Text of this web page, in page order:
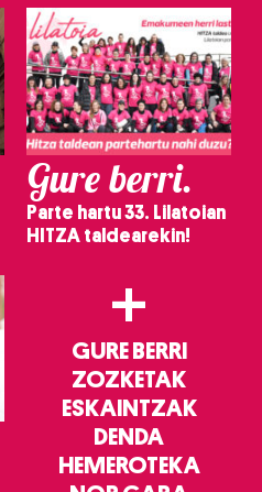
Gure berri.
Parte hartu 33. Lilatoian
HITZA taldearekin!
+
GURE BERRI
ZOZKETAK
ESKAINTZAK
DENDA
HEMEROTEKA